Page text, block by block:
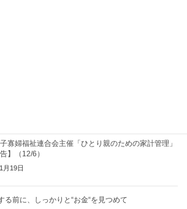
寡婦福祉連合会主催「ひとり親のための家計管理」
】（12/6）
月19日
る前に、しっかりと“お金“を見つめて